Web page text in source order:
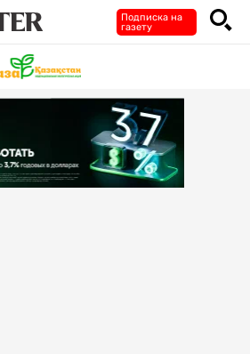
Подписка на
газету